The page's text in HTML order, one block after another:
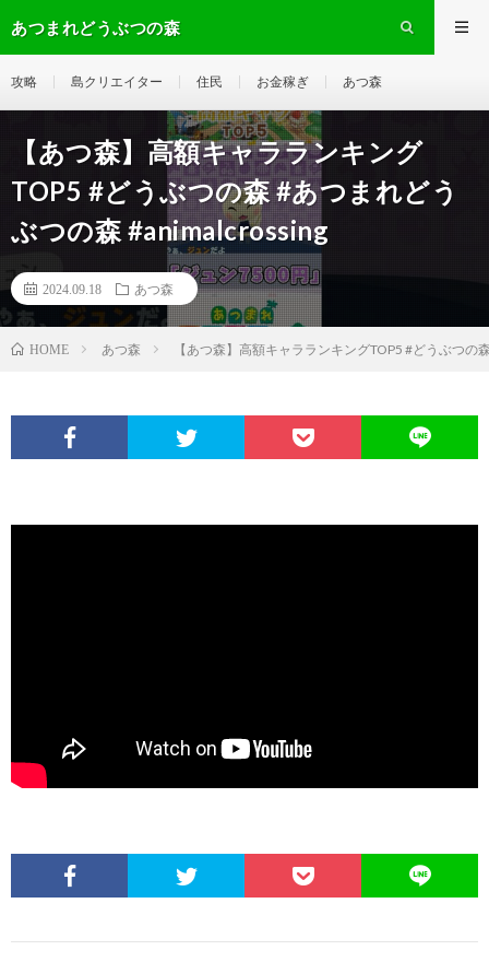
あつまれどうぶつの森
攻略 島クリエイター 住民 お金稼ぎ あつ森
【あつ森】高額キャラランキング
TOP5 #どうぶつの森 #あつまれどう
ぶつの森 #animalcrossing
2024.09.18 あつ森
HOME あつ森 【あつ森】高額キャラランキングTOP5 #どうぶつ